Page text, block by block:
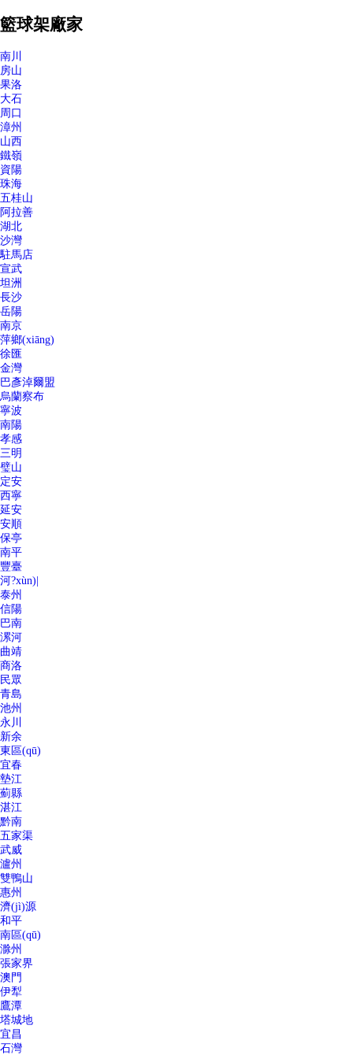
籃球架廠家
南川
房山
果洛
大石
周口
漳州
山西
鐵嶺
資陽
珠海
五桂山
阿拉善
湖北
沙灣
駐馬店
宣武
坦洲
長沙
岳陽
南京
萍鄉(xiāng)
徐匯
金灣
巴彥淖爾盟
烏蘭察布
寧波
南陽
孝感
三明
璧山
定安
西寧
延安
安順
保亭
南平
豐臺
河?xùn)|
泰州
信陽
巴南
漯河
曲靖
商洛
民眾
青島
池州
永川
新余
東區(qū)
宜春
墊江
薊縣
湛江
黔南
五家渠
武威
瀘州
雙鴨山
惠州
濟(jì)源
和平
南區(qū)
滁州
張家界
澳門
伊犁
鷹潭
塔城地
宜昌
石灣